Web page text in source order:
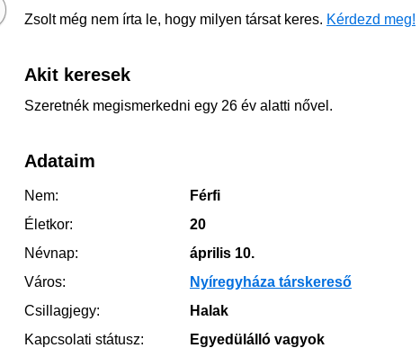
Zsolt még nem írta le, hogy milyen társat keres. Kérdezd meg!
Akit keresek
Szeretnék megismerkedni egy 26 év alatti nővel.
Adataim
Nem:
Férfi
Életkor:
20
Névnap:
április 10.
Város:
Nyíregyháza társkereső
Csillagjegy:
Halak
Kapcsolati státusz:
Egyedülálló vagyok